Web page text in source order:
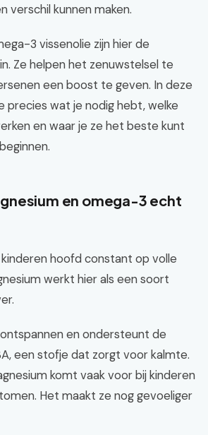
verschil kunnen maken.
3 vissenolie zijn hier de
Ze helpen het zenuwstelsel te
een boost te geven. In deze
precies wat je nodig hebt, welke
en waar je ze het beste kunt
en omega-3 echt
hoofd constant op volle
werkt hier als een soort
en ondersteunt de
een stofje dat zorgt voor kalmte.
komt vaak voor bij kinderen
Het maakt ze nog gevoeliger